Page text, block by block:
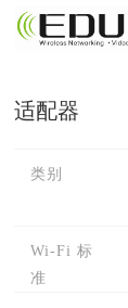
适配器
类别
Wi-Fi 标
准